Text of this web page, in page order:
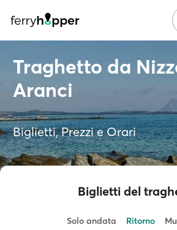
Traghetto da
Aranci
Biglietti, Prezzi e Orari
Biglietti del
Solo andata Ritorno